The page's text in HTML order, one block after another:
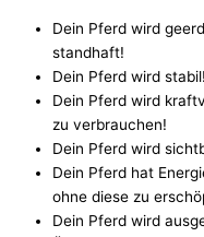
Dein Pferd wird
standhaft!
Dein Pferd wird
Dein Pferd wird
zu verbrauchen!
Dein Pferd wird
Dein Pferd hat
ohne diese zu
Dein Pferd wird